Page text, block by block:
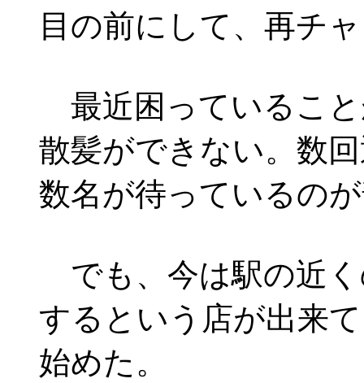
目の前にして、再チ
最近困っていること
散髪ができない。数
数名が待っているの
でも、今は駅の近
するという店が出来
始めた。